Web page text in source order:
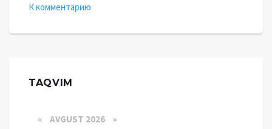
К комментарию
TAQVIM
« AVGUST 2026 »